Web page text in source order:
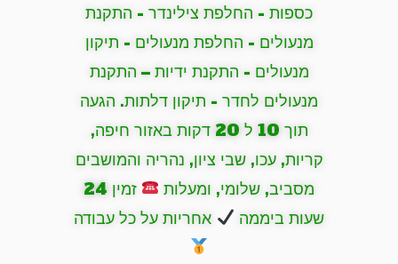
כספות - החלפת צילינדר - התקנת
מנעולים - החלפת מנעולים - תיקון
מנעולים - התקנת ידיות – התקנת
מנעולים לחדר - תיקון דלתות. הגעה
תוך 10 ל 20 דקות באזור חיפה,
קריות, עכו, שבי ציון, נהריה והמושבים
מסביב, שלומי, ומעלות
זמין 24
שעות ביממה
אחריות על כל עבודה